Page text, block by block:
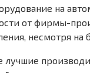
на
от фирмы-
несмотря
лучшие